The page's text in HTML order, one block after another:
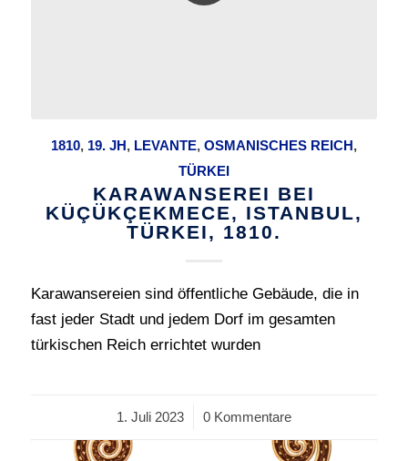
1810, 19. JH, LEVANTE, OSMANISCHES REICH,
TÜRKEI
KARAWANSEREI BEI
KÜÇÜKÇEKMECE, ISTANBUL,
TÜRKEI, 1810.
Karawansereien sind öffentliche Gebäude, die in
fast jeder Stadt und jedem Dorf im gesamten
türkischen Reich errichtet wurden
1. Juli 2023
/ 0 Kommentare